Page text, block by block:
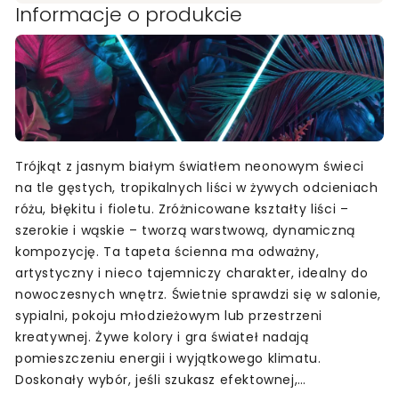
Informacje o produkcie
Trójkąt z jasnym białym światłem neonowym świeci
na tle gęstych, tropikalnych liści w żywych odcieniach
różu, błękitu i fioletu. Zróżnicowane kształty liści –
szerokie i wąskie – tworzą warstwową, dynamiczną
kompozycję. Ta tapeta ścienna ma odważny,
artystyczny i nieco tajemniczy charakter, idealny do
nowoczesnych wnętrz. Świetnie sprawdzi się w salonie,
sypialni, pokoju młodzieżowym lub przestrzeni
kreatywnej. Żywe kolory i gra świateł nadają
pomieszczeniu energii i wyjątkowego klimatu.
Doskonały wybór, jeśli szukasz efektownej,